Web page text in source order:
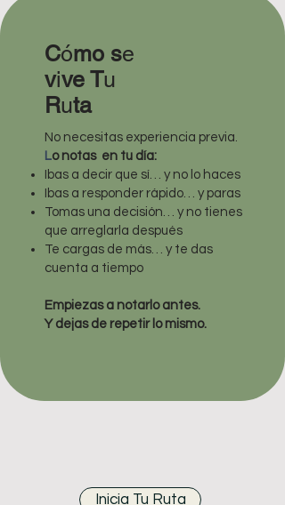
Cómo se
vive Tu
Ruta
No necesitas experiencia previa.
Lo notas en tu día:
Ibas a decir que sí… y no lo haces
Ibas a responder rápido… y paras
Tomas una decisión… y no tienes
que arreglarla después
Te cargas de más… y te das
cuenta a tiempo
Empiezas a notarlo antes.
Y dejas de repetir lo mismo.
Inicia Tu Ruta